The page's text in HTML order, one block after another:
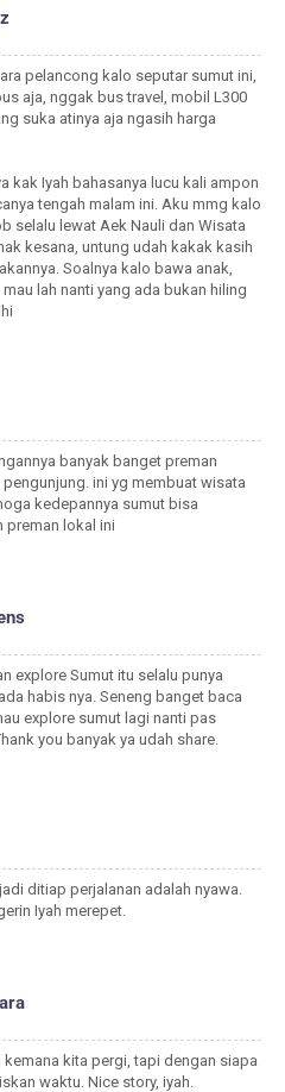
pelancong kalo seputar sumut ini,
aja, nggak bus travel, mobil L300
suka atinya aja ngasih harga
kak Iyah bahasanya lucu kali ampon
tengah malam ini. Aku mmg kalo
selalu lewat Aek Nauli dan Wisata
kesana, untung udah kakak kasih
Soalnya kalo bawa anak,
lah nanti yang ada bukan hiling
banyak banget preman
ini yg membuat wisata
kedepannya sumut bisa
preman lokal ini
explore Sumut itu selalu punya
habis nya. Seneng banget baca
explore sumut lagi nanti pas
you banyak ya udah share.
ditiap perjalanan adalah nyawa.
Iyah merepet.
kita pergi, tapi dengan siapa
waktu. Nice story, iyah.